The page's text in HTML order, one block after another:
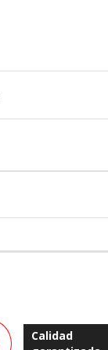
Calidad